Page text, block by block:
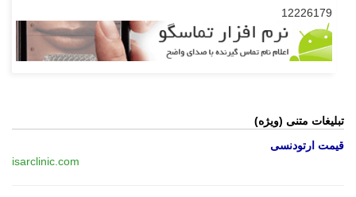
12226179
تبلیغات متنی (ویژه)
قیمت ارتودنسی
isarclinic.com